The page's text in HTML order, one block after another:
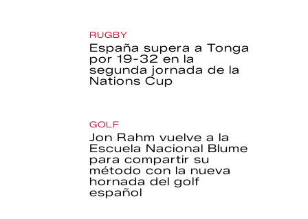
RUGBY
España supera a Tonga
por 19-32 en la
segunda jornada de la
Nations Cup
GOLF
Jon Rahm vuelve a la
Escuela Nacional Blume
para compartir su
método con la nueva
hornada del golf
español